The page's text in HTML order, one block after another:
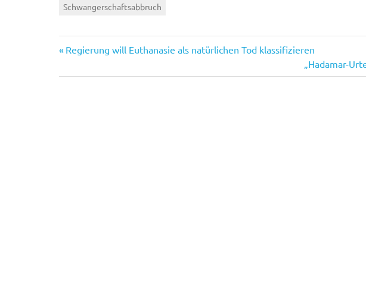
Schwangerschaftsabbruch
Beitragsnavigation
Vorheriger
Regierung will Euthanasie als natürlichen Tod klassifizieren
Nächster
Beitrag:
„Hadamar-